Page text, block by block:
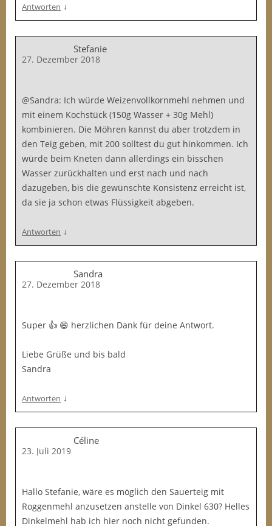
Antworten ↓
Stefanie
27. Dezember 2018
@Sandra: Ich würde Weizenvollkornmehl nehmen und
mit einem Kochstück (150g Wasser + 30g Mehl)
kombinieren. Die Möhren kannst du aber trotzdem in
den Teig geben, mit 200 solltest du gut hinkommen. Ich
würde beim Kneten dann allerdings ein bisschen
Wasser zurückhalten und erst nach und nach
dazugeben, bis die gewünschte Konsistenz erreicht ist,
da sie ja schon etwas Flüssigkeit abgeben.
Antworten ↓
Sandra
27. Dezember 2018
Super 👍 😄 herzlichen Dank für deine Antwort.
Liebe Grüße und bis bald
Sandra
Antworten ↓
Céline
23. Juli 2019
Hallo Stefanie, wäre es möglich den Sauerteig mit
Roggenmehl anzusetzen anstelle von Dinkel 630? Helles
Dinkelmehl hab ich hier noch nicht gefunden.